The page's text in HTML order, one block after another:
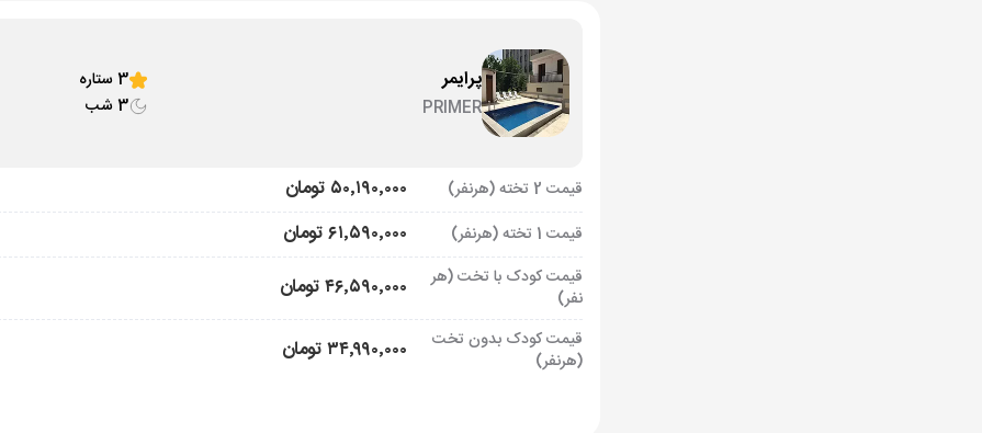
پرایمر
PRIMER
3 ستاره
3 شب
قیمت 2 تخته (هرنفر) ۵۰٬۱۹۰٬۰۰۰ تومان
قیمت 1 تخته (هرنفر) ۶۱٬۵۹۰٬۰۰۰ تومان
قیمت کودک با تخت (هر
نفر)
۴۶٬۵۹۰٬۰۰۰ تومان
قیمت کودک بدون تخت
(هرنفر)
۳۴٬۹۹۰٬۰۰۰ تومان